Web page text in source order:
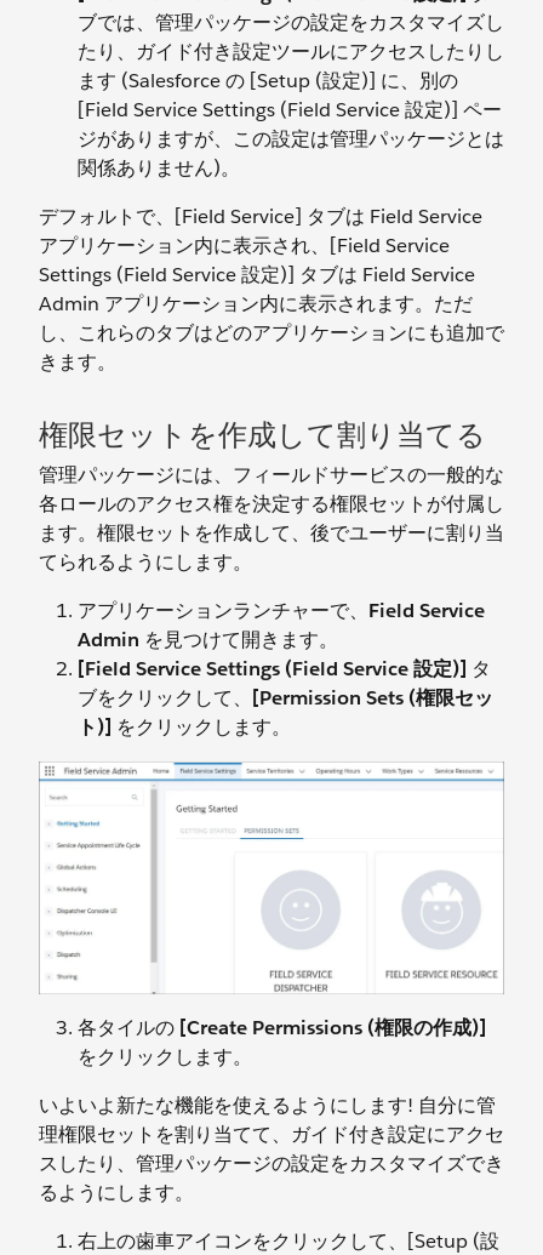
ブでは、管理パッケージの設定をカスタマイズし
たり、ガイド付き設定ツールにアクセスしたりし
ます (Salesforce の [Setup (設定)] に、別の
[Field Service Settings (Field Service 設定)] ペー
ジがありますが、この設定は管理パッケージとは
関係ありません)。
デフォルトで、[Field Service] タブは Field Service
アプリケーション内に表示され、[Field Service
Settings (Field Service 設定)] タブは Field Service
Admin アプリケーション内に表示されます。ただ
し、これらのタブはどのアプリケーションにも追加で
きます。
権限セットを作成して割り当てる
管理パッケージには、フィールドサービスの一般的な
各ロールのアクセス権を決定する権限セットが付属し
ます。権限セットを作成して、後でユーザーに割り当
てられるようにします。
アプリケーションランチャーで、 Field Service
Admin を見つけて開きます。
[Field Service Settings (Field Service 設定)] タ
ブをクリックして、 [Permission Sets (権限セッ
ト)] をクリックします。
各タイルの [Create Permissions (権限の作成)]
をクリックします。
いよいよ新たな機能を使えるようにします! 自分に管
理権限セットを割り当てて、ガイド付き設定にアクセ
スしたり、管理パッケージの設定をカスタマイズでき
るようにします。
右上の歯車アイコンをクリックして、[Setup (設